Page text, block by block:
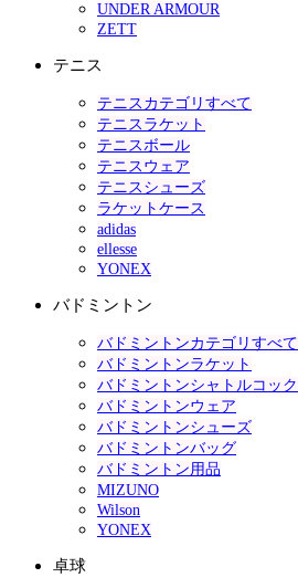
UNDER ARMOUR
ZETT
テニス
テニスカテゴリすべて
テニスラケット
テニスボール
テニスウェア
テニスシューズ
ラケットケース
adidas
ellesse
YONEX
バドミントン
バドミントンカテゴリすべて
バドミントンラケット
バドミントンシャトルコック
バドミントンウェア
バドミントンシューズ
バドミントンバッグ
バドミントン用品
MIZUNO
Wilson
YONEX
卓球